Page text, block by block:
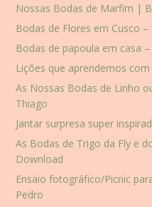
Nossas Bodas de Marfim |
Bodas de Flores em Cusco –
Bodas de papoula em casa
Lições que aprendemos com
As Nossas Bodas de Linho
Thiago
Jantar surpresa super
As Bodas de Trigo da Fly e
Download
Ensaio fotográfico/Picnic
Pedro